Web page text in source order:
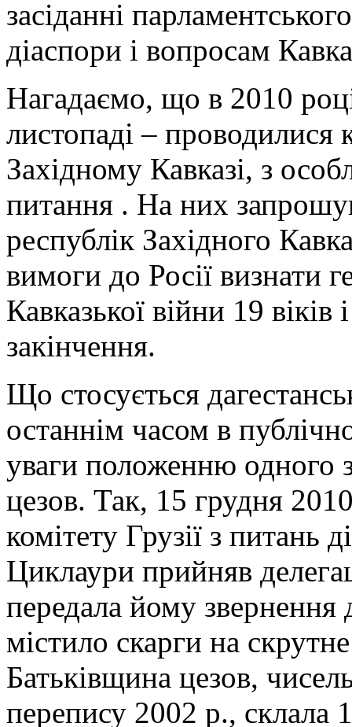
засіданні
діаспори і вопроcам
Нагадаємо, що в 2010 році
листопаді – проводилися
Західному Кавказі, з
питання . На них
республік Західного
вимоги до Росії визнати
Кавказької війни 19 віків
закінчення.
Що стосується
останнім часом в
уваги положенню одного
цезов. Так, 15 грудня
комітету Грузії з питань
Циклаури прийняв
передала йому звернення
містило скарги на
Батьківщина цезов,
перепису 2002 р., склала